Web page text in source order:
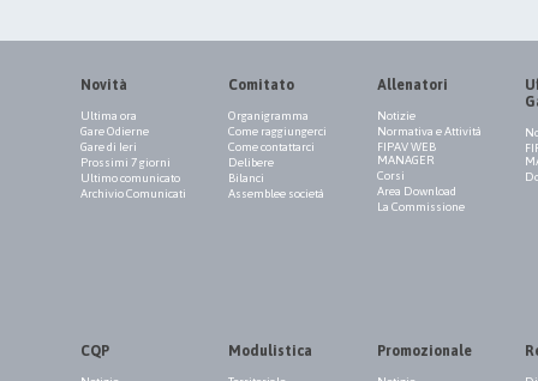
Novità
Ultima ora
Gare Odierne
Gare di Ieri
Prossimi 7 giorni
Ultimo comunicato
Archivio Comunicati
Comitato
Organigramma
Come raggiungerci
Come contattarci
Delibere
Bilanci
Assemblee società
Allenatori
Notizie
Normativa e Attività
FIPAV WEB
MANAGER
Corsi
Area Download
La Commissione
CQP Modulistica Promozionale